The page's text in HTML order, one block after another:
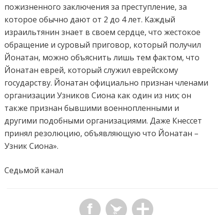
пожизненного заключения за преступление, за
которое обычно дают от 2 до 4 лет. Каждый
израильтянин знает в своем сердце, что жестокое
обращение и суровый приговор, который получил
Йонатан, можно объяснить лишь тем фактом, что
Йонатан еврей, который служил еврейскому
государству. Йонатан официально признан членами
организации Узников Сиона как один из них; он
также признан бывшими военнопленными и
другими подобными организациями. Даже Кнессет
принял резолюцию, объявляющую что Йонатан –
Узник Сиона».
Седьмой канал